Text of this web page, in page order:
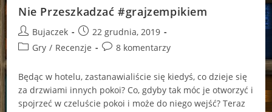
Nie Przeszkadzać #grajzempikiem
Post
author:
Bujaczek
Post
published:
22 grudnia, 2019
PostGry / Recenzje
Post8 komentarzy
Będąc w hotelu, zastanawialiście się kiedyś, co dzieje się
za drzwiami innych pokoi? Co, gdyby tak móc je otworzyć i
spojrzeć w czeluście pokoi i może do niego wejść? Teraz